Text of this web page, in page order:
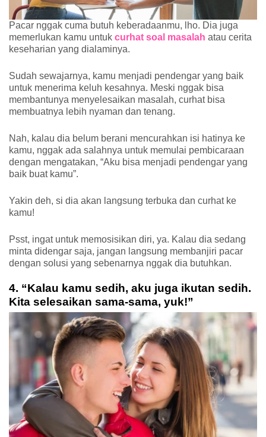
Pacar nggak cuma butuh keberadaanmu, lho. Dia juga
memerlukan kamu untuk curhat soal masalah atau cerita
keseharian yang dialaminya.
Sudah sewajarnya, kamu menjadi pendengar yang baik
untuk menerima keluh kesahnya. Meski nggak bisa
membantunya menyelesaikan masalah, curhat bisa
membuatnya lebih nyaman dan tenang.
Nah, kalau dia belum berani mencurahkan isi hatinya ke
kamu, nggak ada salahnya untuk memulai pembicaraan
dengan mengatakan, “Aku bisa menjadi pendengar yang
baik buat kamu”.
Yakin deh, si dia akan langsung terbuka dan curhat ke
kamu!
Psst, ingat untuk memosisikan diri, ya. Kalau dia sedang
minta didengar saja, jangan langsung membanjiri pacar
dengan solusi yang sebenarnya nggak dia butuhkan.
4. “Kalau kamu sedih, aku juga ikutan sedih.
Kita selesaikan sama-sama, yuk!”